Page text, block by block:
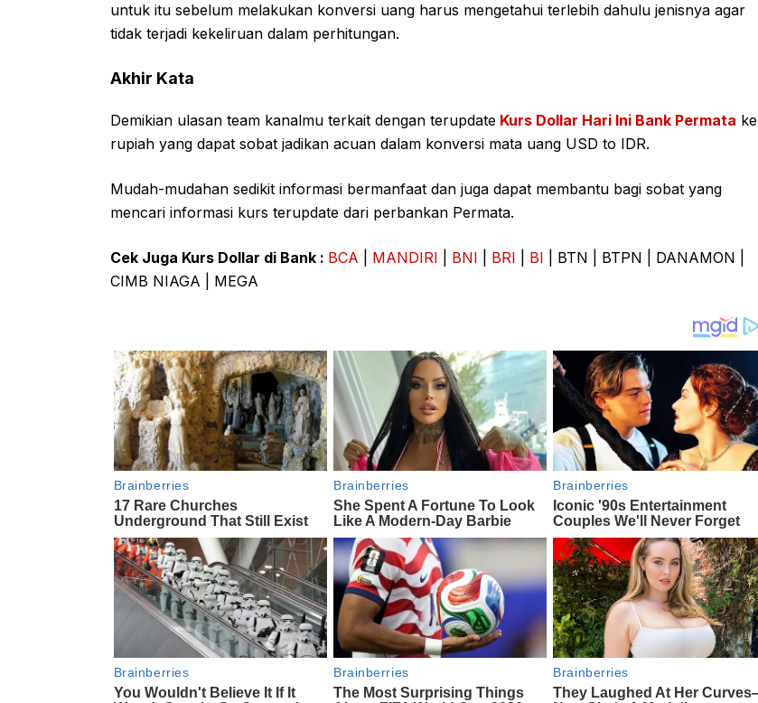
untuk itu sebelum melakukan konversi uang harus mengetahui terlebih dahulu jenisnya agar
tidak terjadi kekeliruan dalam perhitungan.
Akhir Kata
Demikian ulasan team kanalmu terkait dengan terupdate Kurs Dollar Hari Ini Bank Permata ke
rupiah yang dapat sobat jadikan acuan dalam konversi mata uang USD to IDR.
Mudah-mudahan sedikit informasi bermanfaat dan juga dapat membantu bagi sobat yang
mencari informasi kurs terupdate dari perbankan Permata.
Cek Juga Kurs Dollar di Bank : BCA MANDIRI BNI BRI BI | BTN | BTPN | DANAMON |
CIMB NIAGA | MEGA